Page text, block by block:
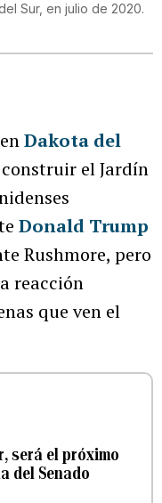
Sur, en julio de 2020.
Dakota del
el Jardín
Donald Trump
Rushmore, pero
reacción
que ven el
será el próximo
del Senado